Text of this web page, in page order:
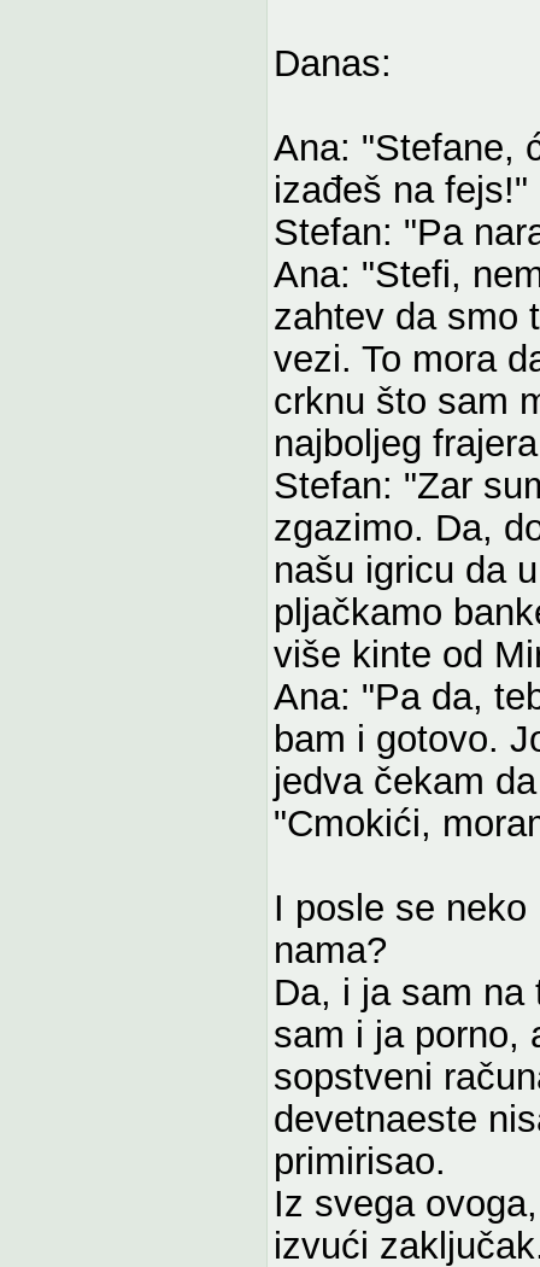
Danas:
Ana: "Stefane,
izađeš na fejs!"
Stefan: "Pa
Ana: "Stefi,
zahtev da smo
vezi. To mora
crknu što sam
najboljeg
Stefan: "Zar
zgazimo. Da,
našu igricu da
pljačkamo
više kinte od
Ana: "Pa da,
bam i gotovo.
jedva čekam
"Cmokići,
I posle se
nama?
Da, i ja sam na
sam i ja porno,
sopstveni
devetnaeste
primirisao.
Iz svega
izvući